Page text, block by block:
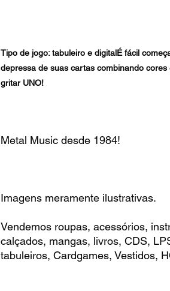
Tipo de jogo: tabuleiro e digitalÉ fácil
depressa de suas cartas combinando
gritar UNO!
Metal Music desde 1984!
Imagens meramente ilustrativas.
Vendemos roupas, acessórios,
calçados, mangas, livros, CDS,
tabuleiros, Cardgames, Vestidos,